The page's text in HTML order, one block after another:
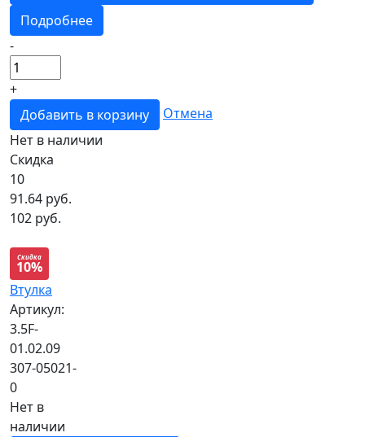
Подробнее
-
+
Добавить в корзину
Отмена
Нет в наличии
Скидка
10
91.64 руб.
102 руб.
Скидка
10%
Втулка
Артикул:
3.5F-
01.02.09
307-05021-
0
Нет в
наличии